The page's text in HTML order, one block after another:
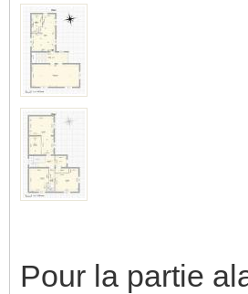
Pour la partie